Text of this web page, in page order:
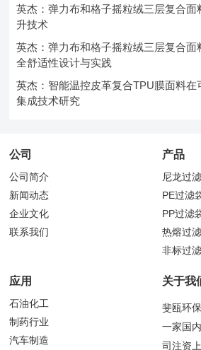
英杰：弹力布和格子摇粒绒三层复合面
升技术
英杰：弹力布和格子摇粒绒三层复合面
全舒适性设计与实践
英杰：智能温控皮革复合TPU膜面料在
集成技术研究
公司
公司简介
新闻动态
企业文化
联系我们
产品
尼龙过
PE过滤
PP过滤
热熔过
非标过
应用
石油化工
制药行业
汽车制造
关于我
斐瓯环
一家国
司注资